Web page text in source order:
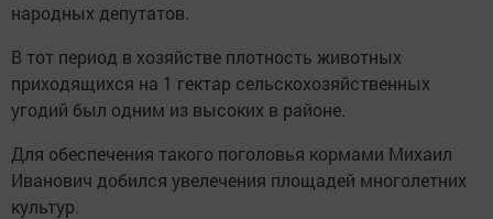
народных депутатов.
В тот период в хозяйстве плотность животных
приходящихся на 1 гектар сельскохозяйственных
угодий был одним из высоких в районе.
Для обеспечения такого поголовья кормами Михаил
Иванович добился увелечения площадей многолетних
культур.